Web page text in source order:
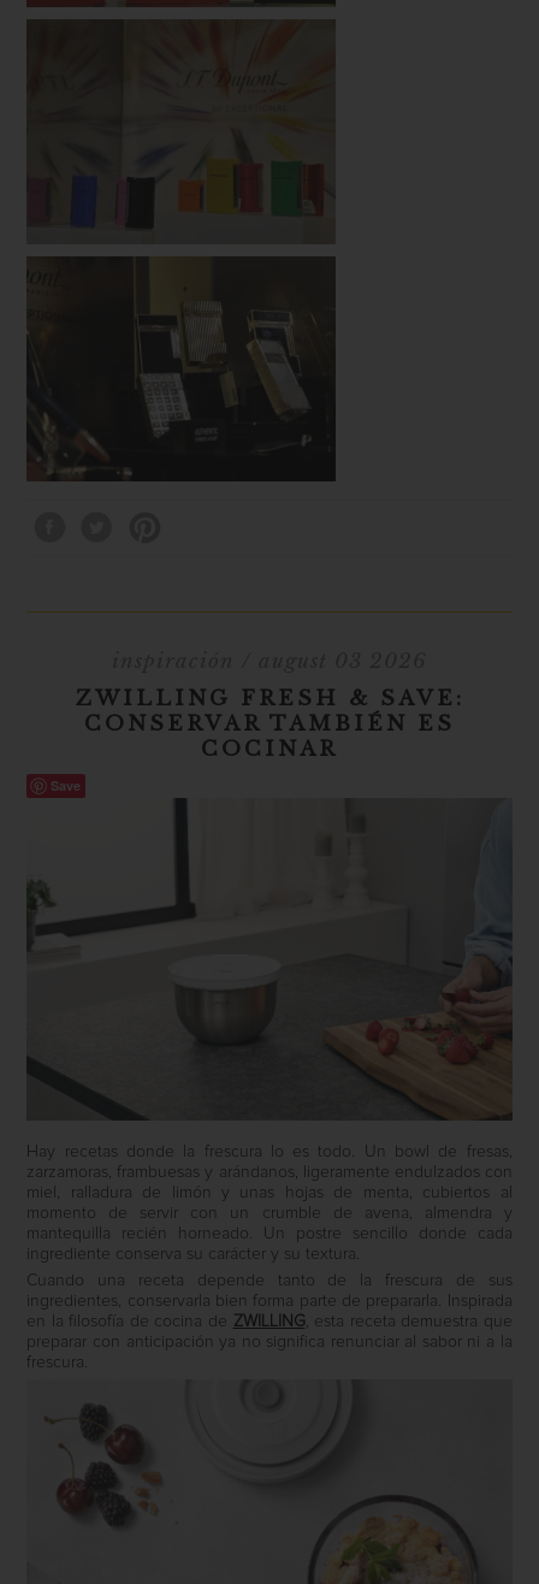
ZWILLING FRESH & SAVE:
CONSERVAR TAMBIÉN ES
COCINAR
Save
Hay recetas donde la frescura lo es todo. Un bowl de fresas,
zarzamoras, frambuesas y arándanos, ligeramente endulzados con
miel, ralladura de limón y unas hojas de menta, cubiertos al
momento de servir con un crumble de avena, almendra y
mantequilla recién horneado. Un postre sencillo donde cada
ingrediente conserva su carácter y su textura.
Cuando una receta depende tanto de la frescura de sus
ingredientes, conservarla bien forma parte de prepararla. Inspirada
en la filosofía de cocina de ZWILLING, esta receta demuestra que
preparar con anticipación ya no significa renunciar al sabor ni a la
frescura.